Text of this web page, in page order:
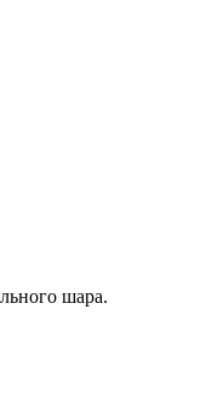
шара.